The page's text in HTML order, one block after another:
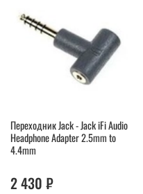
Переходник Jack - Jack iFi Audio
Headphone Adapter 2.5mm to
4.4mm
2 430 ₽